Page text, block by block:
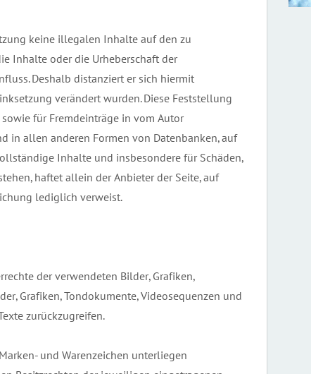
keine illegalen Inhalte auf den zu
Inhalte oder die Urheberschaft der
Deshalb distanziert er sich hiermit
verändert wurden. Diese Feststellung
für Fremdeinträge in vom Autor
in allen anderen Formen von Datenbanken, auf
Inhalte und insbesondere für Schäden,
haftet allein der Anbieter der Seite, auf
lediglich verweist.
der verwendeten Bilder, Grafiken,
Grafiken, Tondokumente, Videosequenzen und
zurückzugreifen.
und Warenzeichen unterliegen